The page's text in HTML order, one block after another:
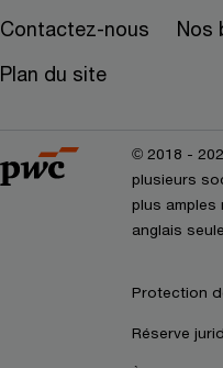
Contactez-nous Nos
Plan du site
© 2018 -
plusieurs
plus amples
anglais
Protection
Réserve